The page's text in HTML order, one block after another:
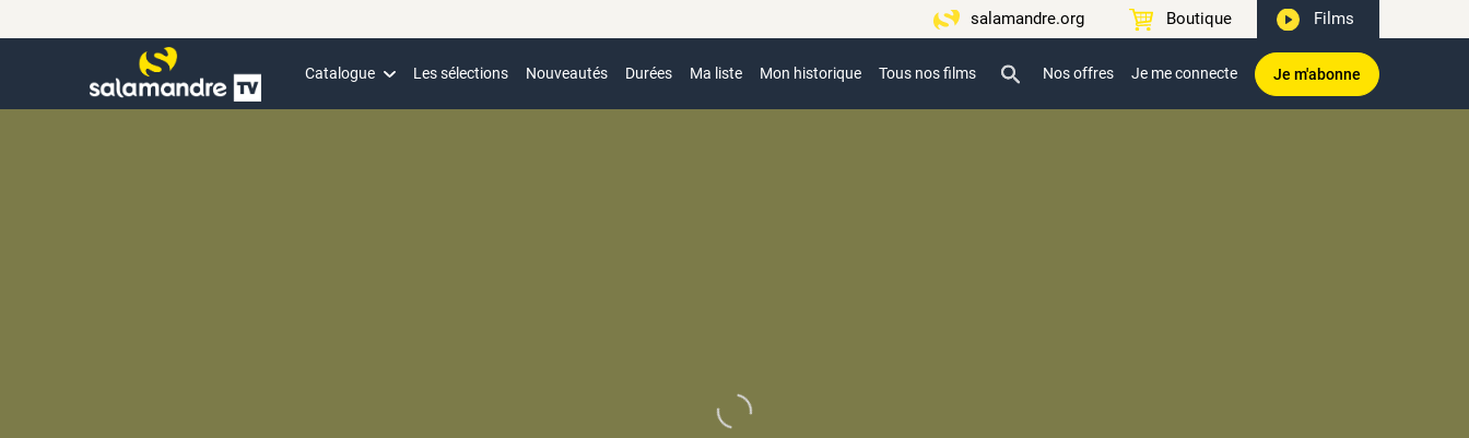
salamandre.org Boutique Films
Catalogue Les sélections Nouveautés Durées Ma liste Mon historique Tous nos films Nos offres Je me connecte Je m'abonne